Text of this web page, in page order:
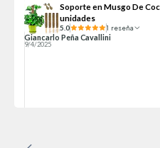
Soporte en Musgo De
unidades
5.0 1 reseña
Giancarlo Peña Cavallini
9/4/2025